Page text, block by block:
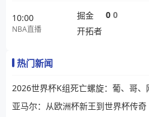
10:00
NBA直播
掘金
开拓者
0 0
热门新闻
2026世界杯K组死亡螺旋：葡、哥
亚马尔：从欧洲杯新王到世界杯传奇